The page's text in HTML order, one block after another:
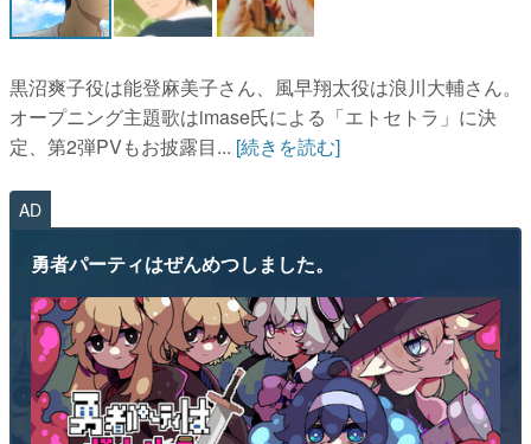
黒沼爽子役は能登麻美子さん、風早翔太役は浪川大輔さん。
オープニング主題歌はimase氏による「エトセトラ」に決
定、第2弾PVもお披露目... [続きを読む]
AD
勇者パーティはぜんめつしました。